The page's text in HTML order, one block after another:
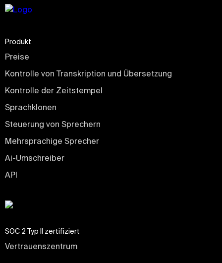
Produkt
Preise
Kontrolle von Transkription und Übersetzung
Kontrolle der Zeitstempel
Sprachklonen
Steuerung von Sprechern
Mehrsprachige Sprecher
Ai-Umschreiber
API
SOC 2 Typ II zertifiziert
Vertrauenszentrum